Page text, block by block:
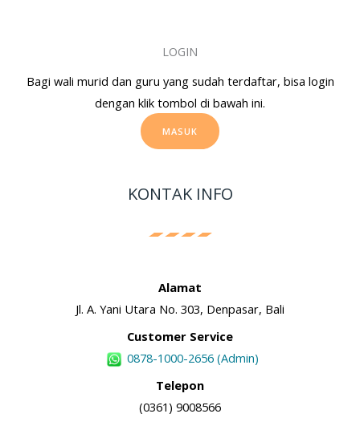
LOGIN
Bagi wali murid dan guru yang sudah terdaftar, bisa login
dengan klik tombol di bawah ini.
MASUK
KONTAK INFO
Alamat
Jl. A. Yani Utara No. 303, Denpasar, Bali
Customer Service
0878-1000-2656 (Admin)
Telepon
(0361) 9008566